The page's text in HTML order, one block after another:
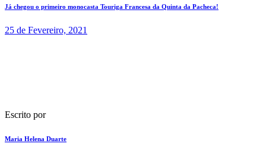
Já chegou o primeiro monocasta Touriga Francesa da Quinta da Pacheca!
25 de Fevereiro, 2021
Escrito por
Maria Helena Duarte